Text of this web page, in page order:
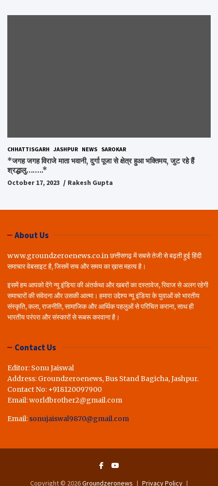
CHHATTISGARH JASHPUR NEWS SAROKAR
*जगह जगह विराजे माता भवानी, दुर्गा पूजा से क्षेत्र हुआ भक्तिमय, जुट रहे हैं
श्रद्धालु……..*
October 17, 2023 Rakesh Gupta
About Us
www.groundzeroenews.co.in छत्तीसगढ़ में सबसे तेजी से बढ़ती हुई हिंदी
समाचार वेबसाइट है, जिसमें सच और समय का ख़ास महत्व है।
इसमें हम आपको देंगे न्यू इंडिया की अंतर्कथा और खबरों का दस्तावेज, रिवाज से अलग रहेगी
समाचारों की संवेदना और उसकी आत्मा। हमारा उद्देश्य न्यू इंडिया के युवाओं को भारतीय
संस्कृति, कला, राजनीति, सामाजिक और आर्थिक पहलुओं से परिचित कराना, साथ ही
भारतीय परंपरा और संस्कारों से रूबरू करवाना है।
Contact Us
Editor: Sonu Jaiswal
Address: Groundzeroenews, Bus Stand Bagicha, Jashpur.
Contact No: +918120097900
Email: worldbrother2@gmail.com
Email: sonujaiswal9870@gmail.com
Copyright © 2026Groundzeronews Privacy Policy